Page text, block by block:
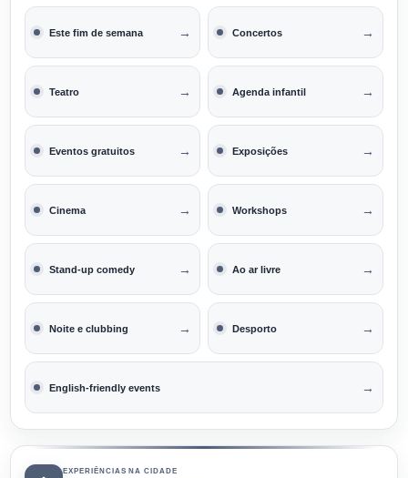
Este fim de semana → Concertos →
Teatro → Agenda infantil →
Eventos gratuitos → Exposições →
Cinema → Workshops →
Stand-up comedy → Ao ar livre →
Noite e clubbing → Desporto →
English-friendly events →
EXPERIÊNCIAS NA CIDADE